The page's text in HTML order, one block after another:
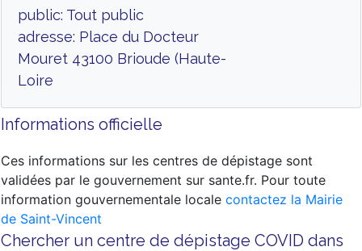
public: Tout public
adresse: Place du Docteur
Mouret 43100 Brioude (Haute-
Loire
Informations officielle
Ces informations sur les centres de dépistage sont
validées par le gouvernement sur sante.fr. Pour toute
information gouvernementale locale contactez la Mairie
de Saint-Vincent
Chercher un centre de dépistage COVID dans